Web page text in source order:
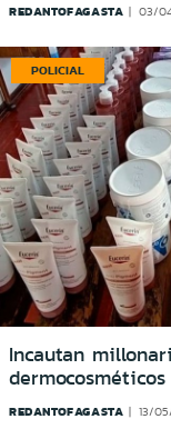
REDANTOFAGASTA 03/
POLICIAL
Incautan
REDANTOFAGASTA 13/